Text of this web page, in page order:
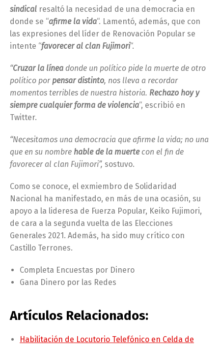
sindical resaltó la necesidad de una democracia en
donde se “afirme la vida“. Lamentó, además, que con
las expresiones del líder de Renovación Popular se
intente “favorecer al clan Fujimori“.
“Cruzar la línea donde un político pide la muerte de otro
político por pensar distinto, nos lleva a recordar
momentos terribles de nuestra historia. Rechazo hoy y
siempre cualquier forma de violencia“, escribió en
Twitter.
“Necesitamos una democracia que afirme la vida; no una
que en su nombre hable de la muertecon el fin de
favorecer al clan Fujimori”, sostuvo.
Como se conoce, el exmiembro de Solidaridad
Nacional ha manifestado, en más de una ocasión, su
apoyo a la lideresa de Fuerza Popular, Keiko Fujimori,
de cara a la segunda vuelta de las Elecciones
Generales 2021. Además, ha sido muy crítico con
Castillo Terrones.
Completa Encuestas por Dinero
Gana Dinero por las Redes
Artículos Relacionados:
Habilitación de Locutorio Telefónico en Celda de